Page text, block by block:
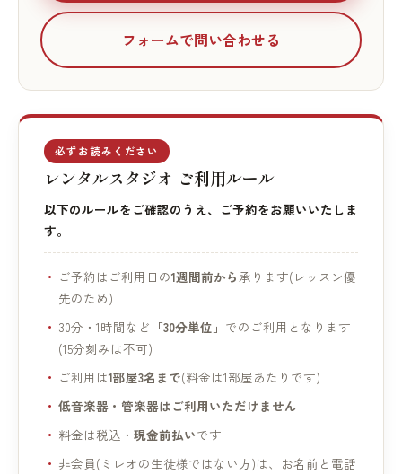
フォームで問い合わせる
必ずお読みください
レンタルスタジオ ご利用ルール
以下のルールをご確認のうえ、ご予約をお願いいたしま
す。
ご予約はご利用日の1週間前から 承ります(レッスン優
先のため)
30分・1時間など 「30分単位」 でのご利用となります
(15分刻みは不可)
ご利用は1部屋3名まで(料金は1部屋あたりです)
低音楽器・管楽器はご利用いただけません
料金は税込・ 現金前払いです
非会員(ミレオの生徒様ではない方)は、お名前と電話